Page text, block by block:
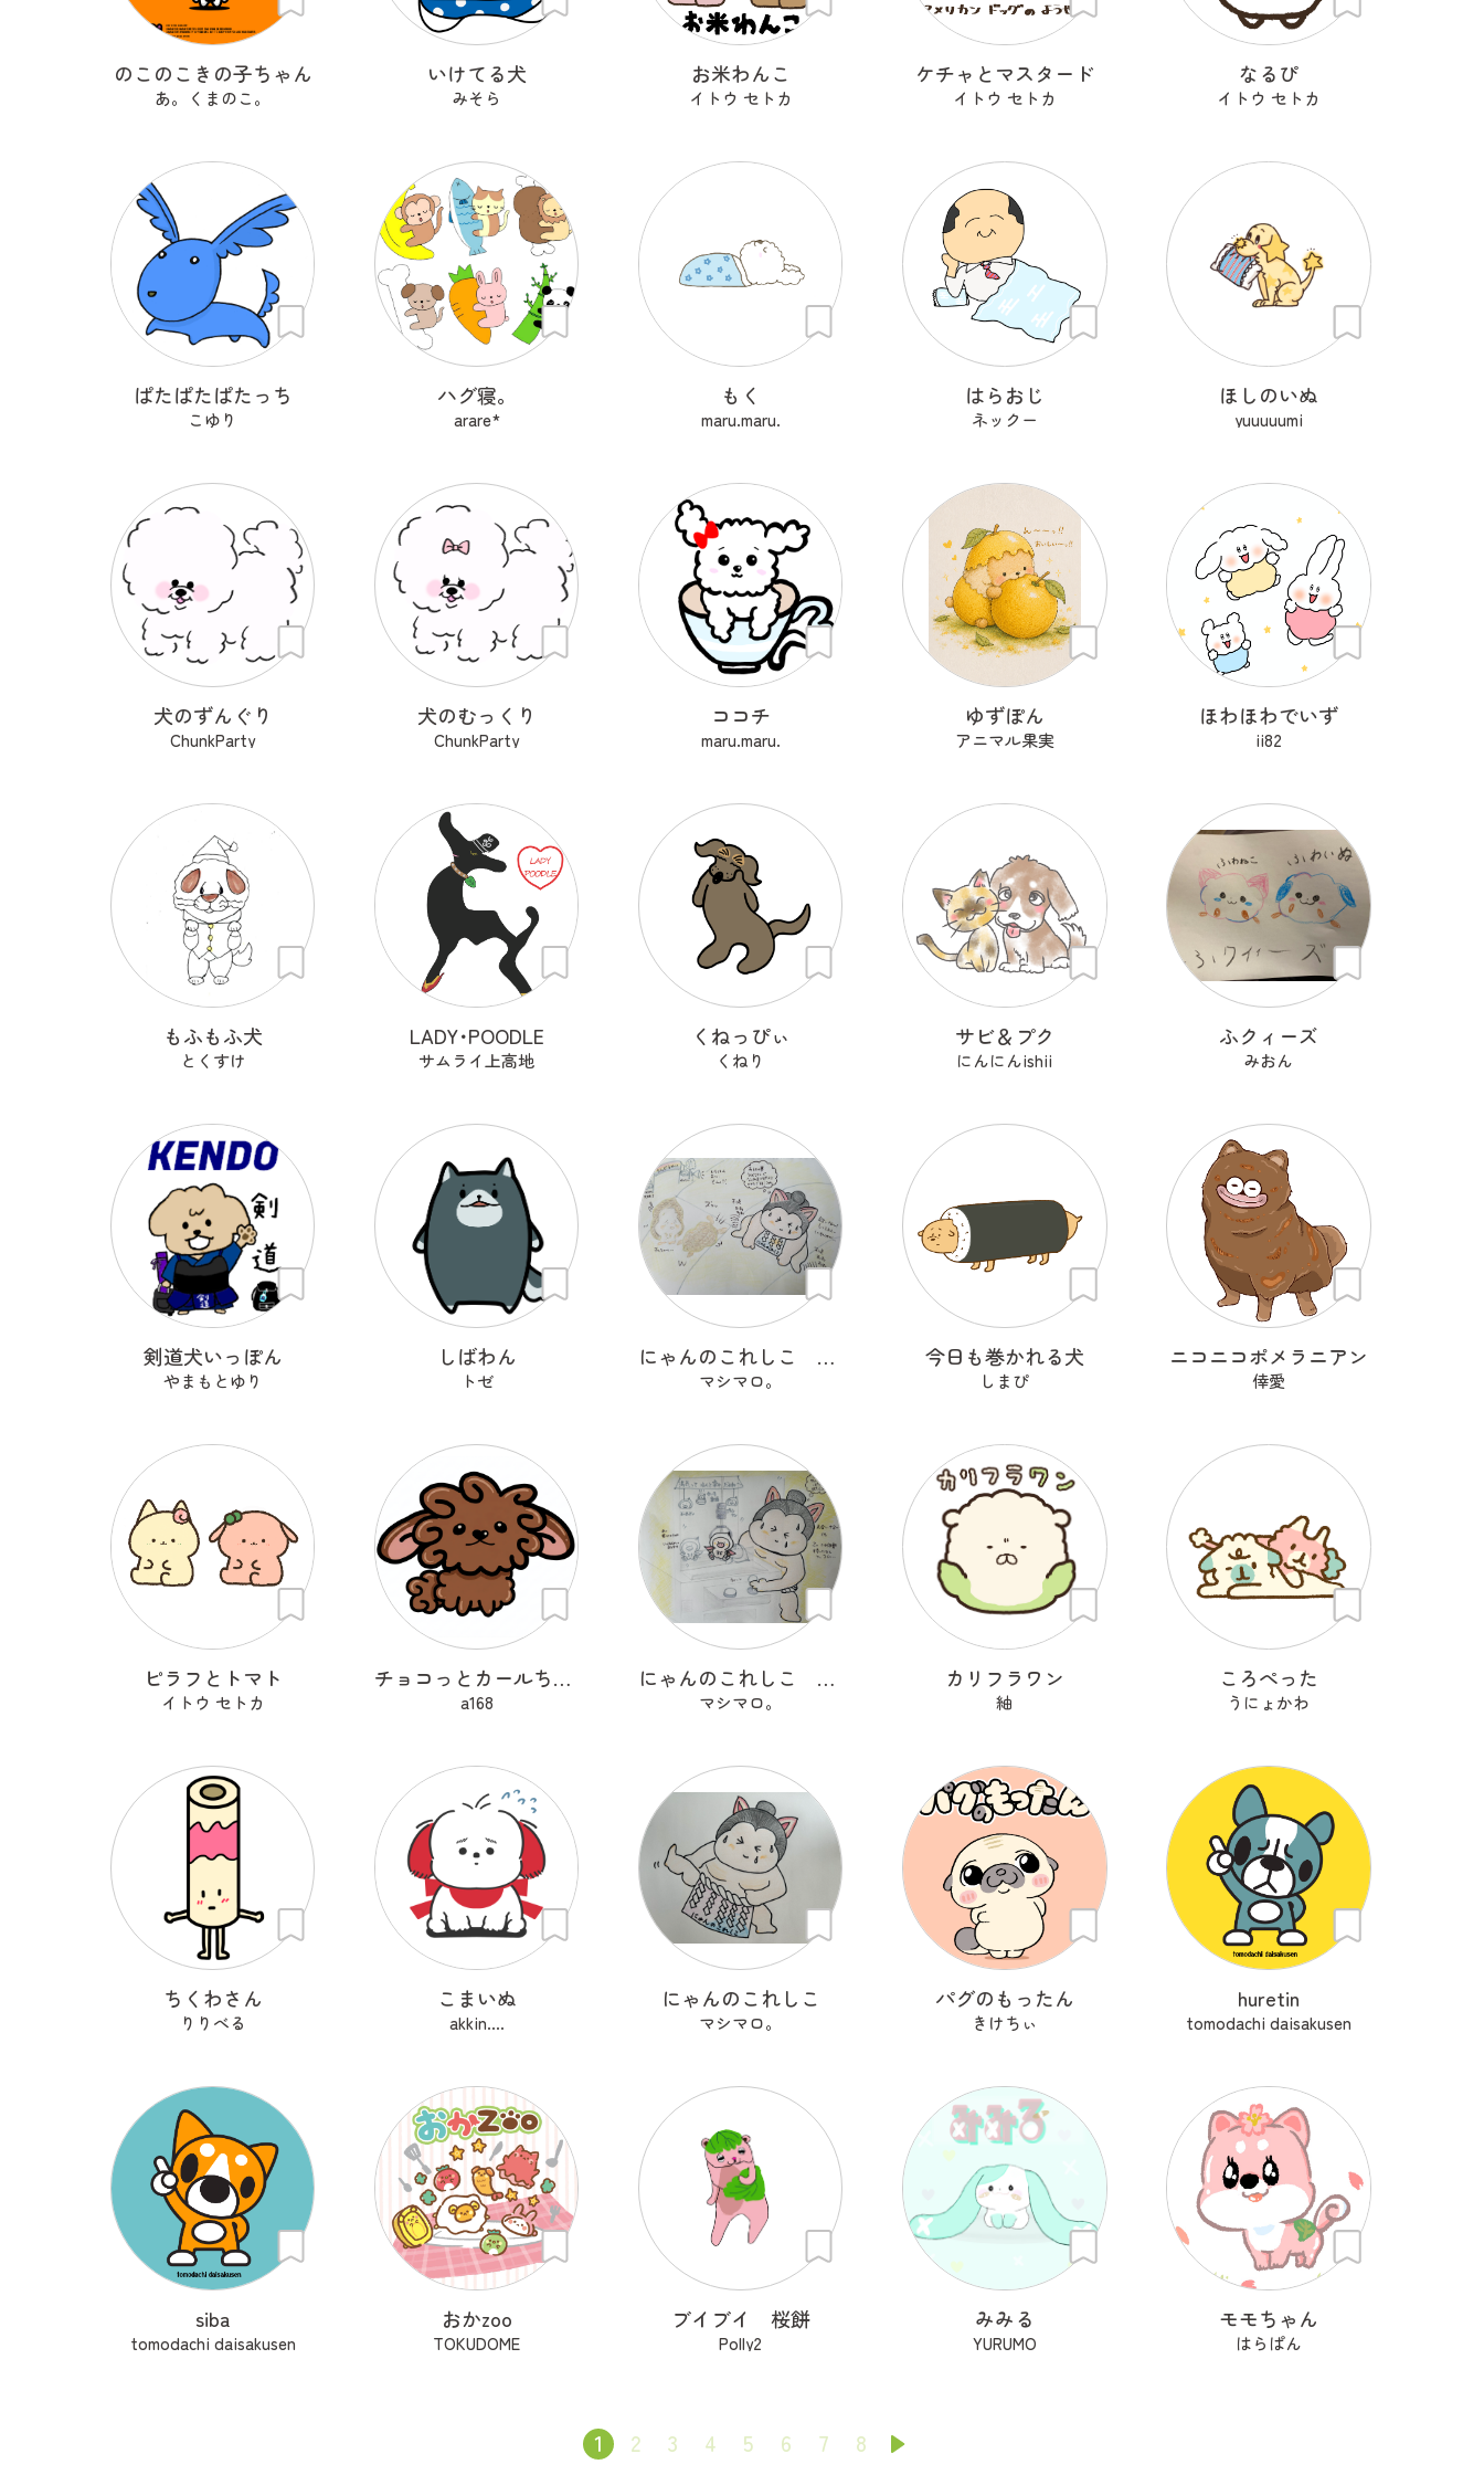
のこのこきの子ちゃん
あ。くまのこ。
いけてる犬
みそら
お米わんこ
イトウ セトカ
ケチャとマスタード
イトウ セトカ
なるぴ
イトウ セトカ
ぱたぱたぱたっち
こゆり
ハグ寝。
arare*
もく
maru.maru.
はらおじ
ネックー
ほしのいぬ
yuuuuumi
犬のずんぐり
ChunkParty
犬のむっくり
ChunkParty
ココチ
maru.maru.
ゆずぽん
アニマル果実
ほわほわでいず
ii82
もふもふ犬
とくすけ
LADY･POODLE
サムライ上高地
くねっぴぃ
くねり
サビ＆プク
にんにんishii
ふクィーズ
みおん
剣道犬いっぽん
やまもとゆり
しばわん
トゼ
にゃんのこれしこ ある日の夢 Ｎo.2
マシマロ。
今日も巻かれる犬
しまぴ
ニコニコポメラニアン
倖愛
ピラフとトマト
イトウ セトカ
チョコっとカールちゃん
a168
にゃんのこれしこ ある日の夢 Ｎo.1
マシマロ。
カリフラワン
紬
ころぺった
うにょかわ
ちくわさん
りりべる
こまいぬ
akkin....
にゃんのこれしこ
マシマロ。
パグのもったん
きけちぃ
huretin
tomodachi daisakusen
siba
tomodachi daisakusen
おかzoo
TOKUDOME
ブイブイ 桜餅
Polly2
みみる
YURUMO
モモちゃん
はらぱん
1 2 3 4 5 6 7 8